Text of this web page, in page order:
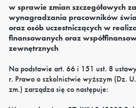
w sprawie zmian szczegółowych
wynagradzania pracowników
oraz osób uczestniczących w
finansowanych oraz
zewnętrznych
Na podstawie art. 66 i 151 ust. 8
r. Prawo o szkolnictwie wyższym (Dz.
zm.) zarządza się co następuje: